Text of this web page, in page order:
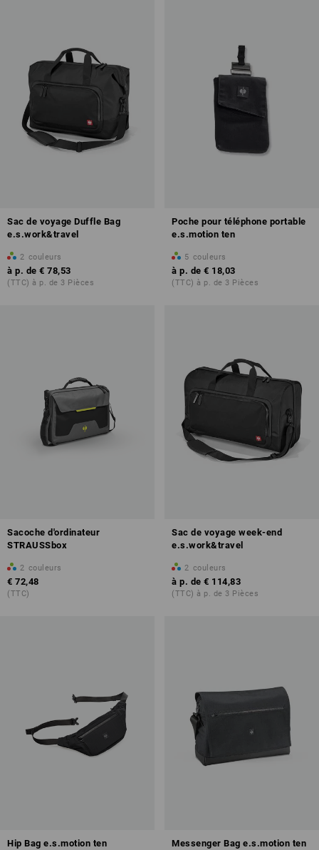
Sac de voyage Duffle Bag
e.s.work&travel
2 couleurs
à p. de € 78,53
(TTC) à p. de 3 Pièces
Poche pour téléphone portable
e.s.motion ten
5 couleurs
à p. de € 18,03
(TTC) à p. de 3 Pièces
Sacoche d'ordinateur
STRAUSSbox
2 couleurs
€ 72,48
(TTC)
Sac de voyage week-end
e.s.work&travel
2 couleurs
à p. de € 114,83
(TTC) à p. de 3 Pièces
Hip Bag e.s.motion ten Messenger Bag e.s.motion ten